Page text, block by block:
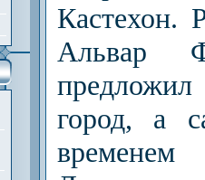
Кастехон.
Альвар
город, а
временем